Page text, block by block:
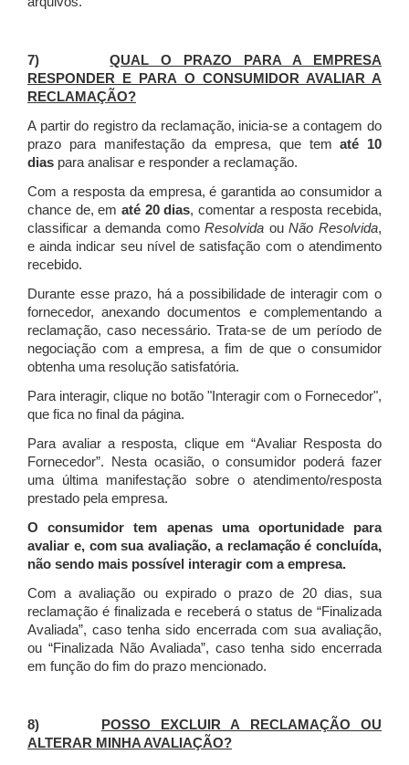
7)QUAL O PRAZO PARA A EMPRESA
RESPONDER E PARA O CONSUMIDOR AVALIAR A
RECLAMAÇÃO?
A partir do registro da reclamação, inicia-se a contagem do
prazo para manifestação da empresa, que tematé 10
dias para analisar e responder a reclamação.
Com a resposta da empresa, é garantida ao consumidor a
chance de, em até 20 dias, comentar a resposta recebida,
classificar a demanda comoResolvida ouNão Resolvida,
e ainda indicar seu nível de satisfação com o atendimento
recebido.
Durante esse prazo, há a possibilidade de interagir com o
fornecedor, anexando documentos e complementando a
reclamação, caso necessário.Trata-se de um período de
negociação com a empresa, a fim de que o consumidor
obtenha uma resolução satisfatória.
Para interagir, clique no botão "Interagir com o Fornecedor",
que fica no final da página.
Para avaliar a resposta, clique em “Avaliar Resposta do
Fornecedor”. Nesta ocasião, o consumidor poderá fazer
uma última manifestação sobre o atendimento/resposta
prestado pela empresa.
O consumidor tem apenas uma oportunidade para
avaliar e, com sua avaliação, a reclamação é concluída,
não sendo mais possível interagir com a empresa.
Com a avaliação ou expirado o prazo de 20 dias, sua
reclamação é finalizada e receberá o status de “Finalizada
Avaliada”, caso tenha sido encerrada com sua avaliação,
ou “Finalizada Não Avaliada”, caso tenha sido encerrada
em função do fim do prazo mencionado.
8)
POSSO EXCLUIR A RECLAMAÇÃO OU
ALTERAR MINHA AVALIAÇÃO?